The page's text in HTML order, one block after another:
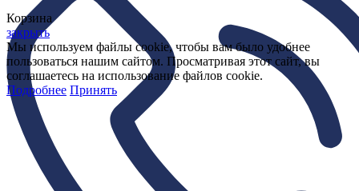
Корзина
закрыть
Мы используем файлы cookie, чтобы вам было удобнее
пользоваться нашим сайтом. Просматривая этот сайт, вы
соглашаетесь на использование файлов cookie.
Подробнее Принять